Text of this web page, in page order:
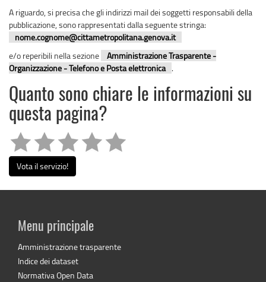
A riguardo, si precisa che gli indirizzi mail dei soggetti responsabili della
pubblicazione, sono rappresentati dalla seguente stringa:
nome.cognome@cittametropolitana.genova.it
e/o reperibili nella sezione
Amministrazione Trasparente -
Organizzazione - Telefono e Posta elettronica .
Quanto sono chiare le informazioni su
questa pagina?
Vota il servizio!
Menu principale
Amministrazione trasparente
Indice dei dataset
Normativa Open Data